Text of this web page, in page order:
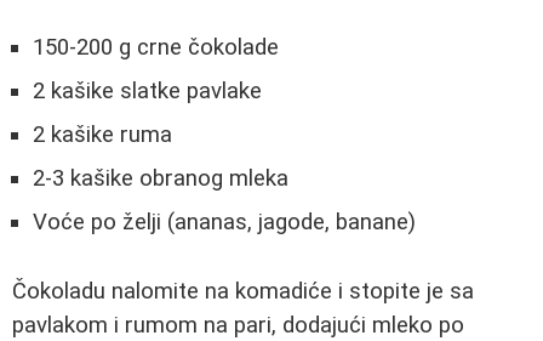
150-200 g crne čokolade
2 kašike slatke pavlake
2 kašike ruma
2-3 kašike obranog mleka
Voće po želji (ananas, jagode, banane)
Čokoladu nalomite na komadiće i stopite je sa
pavlakom i rumom na pari, dodajući mleko po